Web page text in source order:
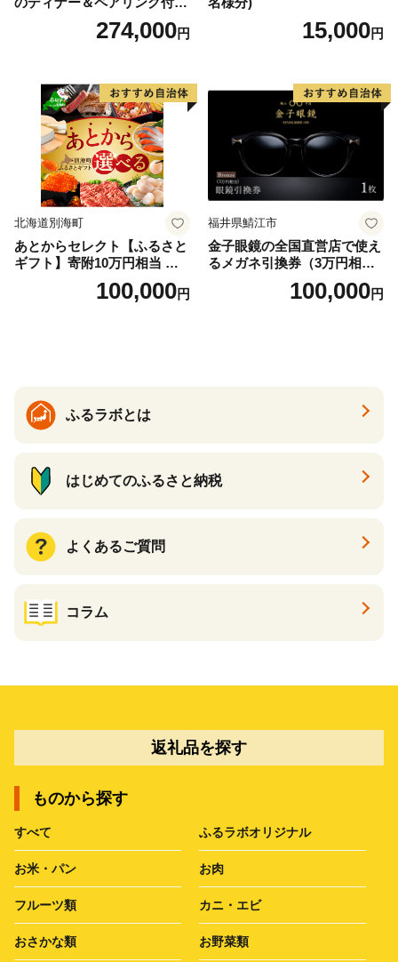
泊プラン＜デラックスツイン
274,000円 15,000円
北海道別海町
あとからセレクト【ふるさと
ギフト】寄附10万円相当 あ
とから選べる！ ギフト いく
ら ほたて 海鮮 牛肉 別海町
ギフト ふるさと納税 ）
100,000円
福井県鯖江市
金子眼鏡の全国直営店で使え
るメガネ引換券（3万円相
100,000円
ふるラボとは
はじめてのふるさと納税
よくあるご質問
コラム
返礼品を探す
ものから探す
すべて ふるラボオリジナル
お米・パン お肉
フルーツ類 カニ・エビ
おさかな類 お野菜類